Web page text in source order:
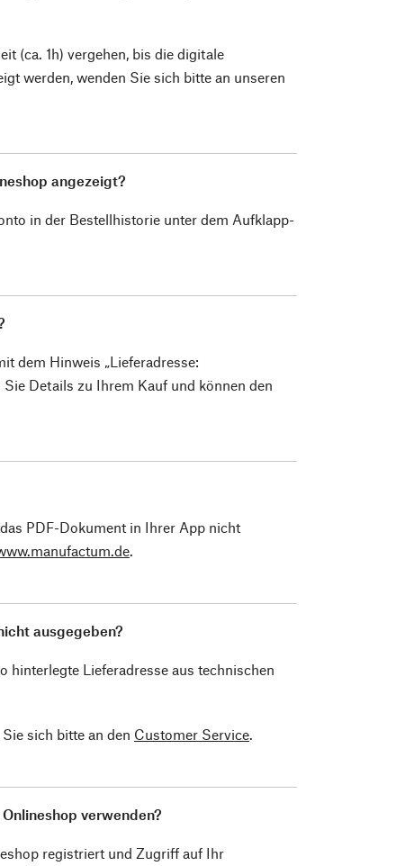
(ca. 1h) vergehen, bis die digitale
werden, wenden Sie sich bitte an unseren
angezeigt?
in der Bestellhistorie unter dem Aufklapp-
dem Hinweis „Lieferadresse:
Details zu Ihrem Kauf und können den
PDF-Dokument in Ihrer App nicht
.
ausgegeben?
hinterlegte Lieferadresse aus technischen
sich bitte an den Customer Service.
verwenden?
registriert und Zugriff auf Ihr